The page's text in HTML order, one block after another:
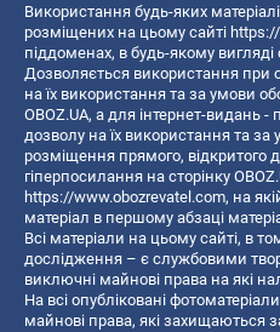
Використання будь-яких
розміщених на цьому сайті
піддоменах, в будь-якому вигляді
Дозволяється використання при
на їх використання та за умови
OBOZ.UA, а для інтернет-видань
дозволу на їх використання та за
розміщення прямого, відкритого
гіперпосилання на сторінку
https://www.obozrevatel.com, на
матеріал в першому абзаці
Всі матеріали на цьому сайті, в
дослідження – є службовими
виключні майнові права на які
На всі опубліковані
майнові права, які захищаються